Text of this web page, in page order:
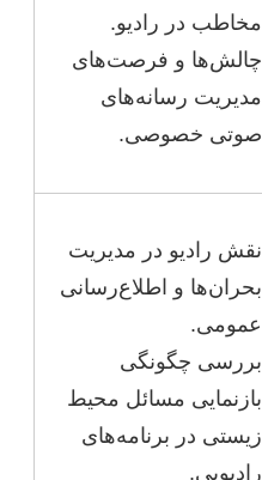
مخاطب در رادیو.
چالش‌ها و فرصت‌های
مدیریت رسانه‌های
صوتی خصوصی.
نقش رادیو در مدیریت
بحران‌ها و اطلاع‌رسانی
عمومی.
بررسی چگونگی
بازنمایی مسائل محیط
زیستی در برنامه‌های
رادیویی.